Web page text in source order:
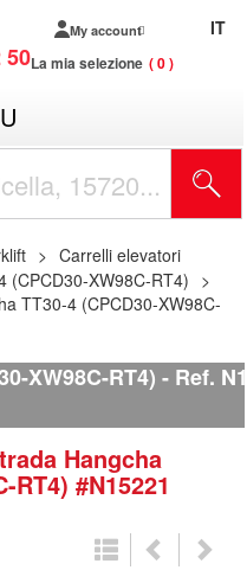
50
My account
La mia selezione 0
IT
Carrelli elevatori
(CPCD30-XW98C-RT4)
TT30-4 (CPCD30-XW98C-
XW98C-RT4) Ref.
Hangcha
RT4) #N15221